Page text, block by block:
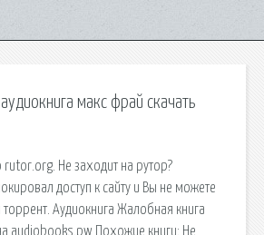
макс фрай скачать
Не заходит на рутор?
доступ к сайту и Вы не можете
Аудиокнига Жалобная книга
audiobooks.pw Похожие книги: Не